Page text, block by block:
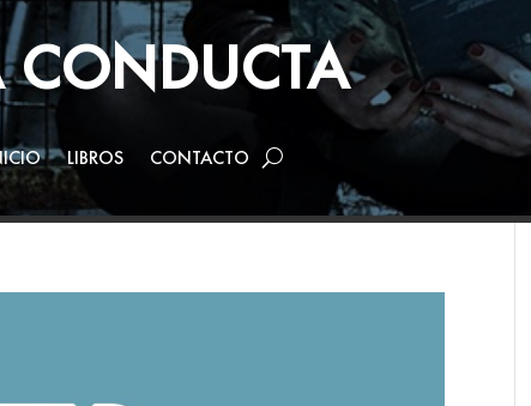
CONDUCTA
LIBROS CONTACTO